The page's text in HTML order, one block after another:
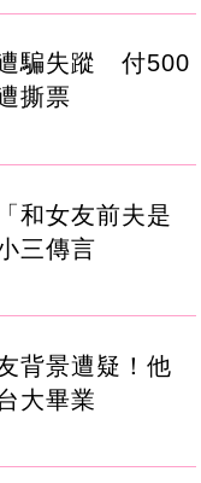
騙失蹤 付500
撕票
和女友前夫是
三傳言
背景遭疑！他
大畢業